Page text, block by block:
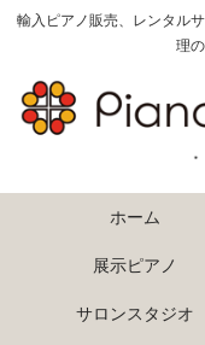
輸入ピアノ販売、レンタル
理
ホーム
展示ピアノ
サロンスタジオ